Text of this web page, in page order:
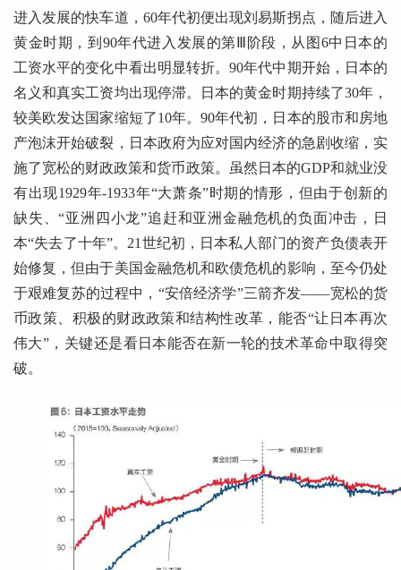
进入发展的快车道，60年代初便出现刘易斯拐点，随后进入
黄金时期，到90年代进入发展的第Ⅲ阶段，从图6中日本的
工资水平的变化中看出明显转折。90年代中期开始，日本的
名义和真实工资均出现停滞。日本的黄金时期持续了30年，
较美欧发达国家缩短了10年。90年代初，日本的股市和房地
产泡沫开始破裂，日本政府为应对国内经济的急剧收缩，实
施了宽松的财政政策和货币政策。虽然日本的GDP和就业没
有出现1929年-1933年“大萧条”时期的情形，但由于创新的
缺失、“亚洲四小龙”追赶和亚洲金融危机的负面冲击，日
本“失去了十年”。21世纪初，日本私人部门的资产负债表开
始修复，但由于美国金融危机和欧债危机的影响，至今仍处
于艰难复苏的过程中，“安倍经济学”三箭齐发——宽松的货
币政策、积极的财政政策和结构性改革，能否“让日本再次
伟大”，关键还是看日本能否在新一轮的技术革命中取得突
破。